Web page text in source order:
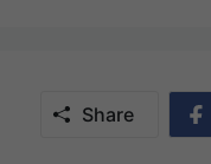
Share